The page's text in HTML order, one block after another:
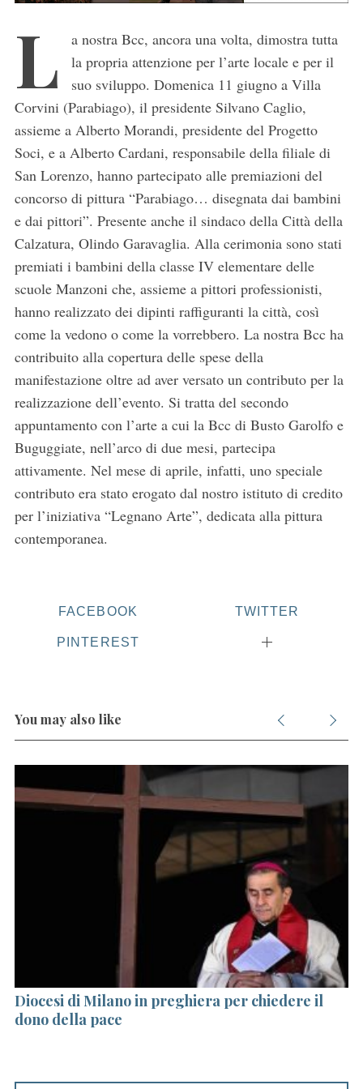
L
a nostra Bcc, ancora una volta, dimostra tutta
la propria attenzione per l’arte locale e per il
suo sviluppo. Domenica 11 giugno a Villa
Corvini (Parabiago), il presidente Silvano Caglio,
assieme a Alberto Morandi, presidente del Progetto
Soci, e a Alberto Cardani, responsabile della filiale di
San Lorenzo, hanno partecipato alle premiazioni del
concorso di pittura “Parabiago… disegnata dai bambini
e dai pittori”. Presente anche il sindaco della Città della
Calzatura, Olindo Garavaglia. Alla cerimonia sono stati
premiati i bambini della classe IV elementare delle
scuole Manzoni che, assieme a pittori professionisti,
hanno realizzato dei dipinti raffiguranti la città, così
come la vedono o come la vorrebbero. La nostra Bcc ha
contribuito alla copertura delle spese della
manifestazione oltre ad aver versato un contributo per la
realizzazione dell’evento. Si tratta del secondo
appuntamento con l’arte a cui la Bcc di Busto Garolfo e
Buguggiate, nell’arco di due mesi, partecipa
attivamente. Nel mese di aprile, infatti, uno speciale
contributo era stato erogato dal nostro istituto di credito
per l’iniziativa “Legnano Arte”, dedicata alla pittura
contemporanea.
FACEBOOK TWITTER
PINTEREST
You may also like
Diocesi di Milano in preghiera per chiedere il
dono della pace